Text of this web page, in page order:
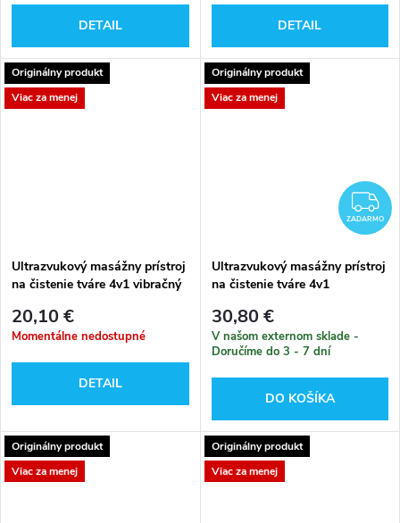
DETAIL DETAIL
Originálny produkt
Viac za menej
Ultrazvukový masážny prístroj
na čistenie tváre 4v1 vibračný
20,10 €
Momentálne nedostupné
DETAIL
Originálny produkt
Viac za menej
ZADARMO
Ultrazvukový masážny prístroj
na čistenie tváre 4v1
30,80 €
V našom externom sklade -
Doručíme do 3 - 7 dní
DO KOŠÍKA
Originálny produkt
Viac za menej
Originálny produkt
Viac za menej